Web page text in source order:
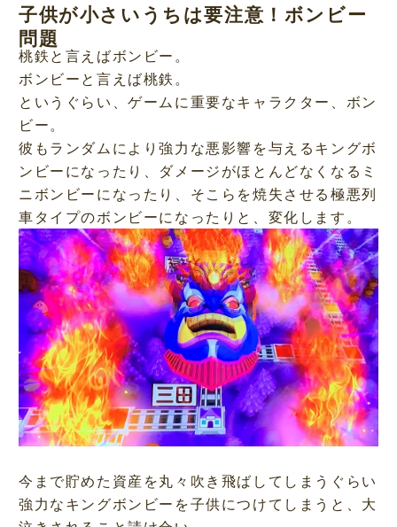
子供が小さいうちは要注意！ボンビー
問題
桃鉄と言えばボンビー。
ボンビーと言えば桃鉄。
というぐらい、ゲームに重要なキャラクター、ボン
ビー。
彼もランダムにより強力な悪影響を与えるキングボ
ンビーになったり、ダメージがほとんどなくなるミ
ニボンビーになったり、そこらを焼失させる極悪列
車タイプのボンビーになったりと、変化します。
今まで貯めた資産を丸々吹き飛ばしてしまうぐらい
強力なキングボンビーを子供につけてしまうと、大